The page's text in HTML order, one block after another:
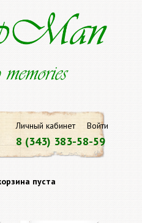
Личный кабинет Войти
8 (343) 383-58-59
пуста